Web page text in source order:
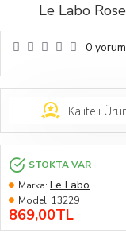
Le Labo
Kaliteli
0 yorum
869,00TL
STOKTA VAR
Marka: Le Labo
Model: 13229